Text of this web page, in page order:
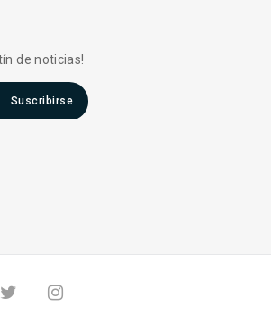
de noticias!
Suscribirse